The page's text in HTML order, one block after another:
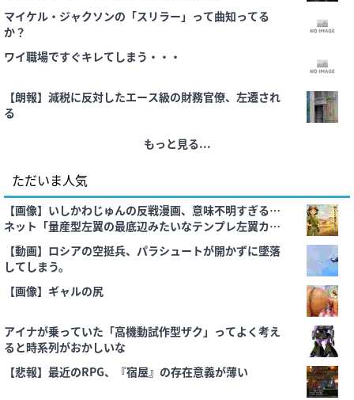
マイケル・ジャクソンの「スリラー」って曲知ってる
か？
ワイ職場ですぐキレてしまう・・・
【朗報】減税に反対したエース級の財務官僚、左遷され
る
もっと見る...
ただいま人気
【画像】いしかわじゅんの反戦漫画、意味不明すぎる…
ネット「量産型左翼の最底辺みたいなテンプレ左翼カル
ト陰謀妄想漫画しか描けなくなってる」
【動画】ロシアの空挺兵、パラシュートが開かずに墜落
してしまう。
【画像】ギャルの尻
アイナが乗っていた「高機動試作型ザク」ってよく考え
ると時系列がおかしいな
【悲報】最近のRPG、『宿屋』の存在意義が薄い